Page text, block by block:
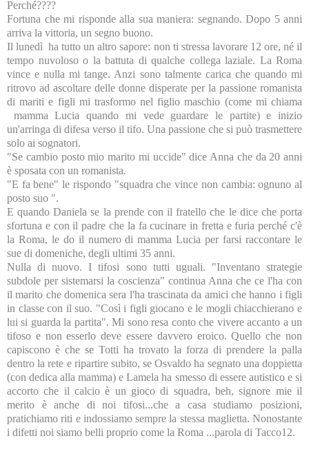
Perché????
Fortuna che mi risponde alla sua maniera: segnando. Dopo 5 anni
arriva la vittoria, un segno buono.
Il lunedì ha tutto un altro sapore: non ti stressa lavorare 12 ore, né il
tempo nuvoloso o la battuta di qualche collega laziale. La Roma
vince e nulla mi tange. Anzi sono talmente carica che quando mi
ritrovo ad ascoltare delle donne disperate per la passione romanista
di mariti e figli mi trasformo nel figlio maschio (come mi chiama
mamma Lucia quando mi vede guardare le partite) e inizio
un'arringa di difesa verso il tifo. Una passione che si può trasmettere
solo ai sognatori.
"Se cambio posto mio marito mi uccide" dice Anna che da 20 anni
è sposata con un romanista.
"E fa bene" le rispondo "squadra che vince non cambia: ognuno al
posto suo ".
E quando Daniela se la prende con il fratello che le dice che porta
sfortuna e con il padre che la fa cucinare in fretta e furia perché c'è
la Roma, le do il numero di mamma Lucia per farsi raccontare le
sue di domeniche, degli ultimi 35 anni.
Nulla di nuovo. I tifosi sono tutti uguali. "Inventano strategie
subdole per sistemarsi la coscienza" continua Anna che ce l'ha con
il marito che domenica sera l'ha trascinata da amici che hanno i figli
in classe con il suo. "Così i figli giocano e le mogli chiacchierano e
lui si guarda la partita". Mi sono resa conto che vivere accanto a un
tifoso e non esserlo deve essere davvero eroico. Quello che non
capiscono è che se Totti ha trovato la forza di prendere la palla
dentro la rete e ripartire subito, se Osvaldo ha segnato una doppietta
(con dedica alla mamma) e Lamela ha smesso di essere autistico e si
accorto che il calcio è un gioco di squadra, beh, signore mie il
merito è anche di noi tifosi...che a casa studiamo posizioni,
pratichiamo riti e indossiamo sempre la stessa maglietta. Nonostante
i difetti noi siamo belli proprio come la Roma ...parola di Tacco12.